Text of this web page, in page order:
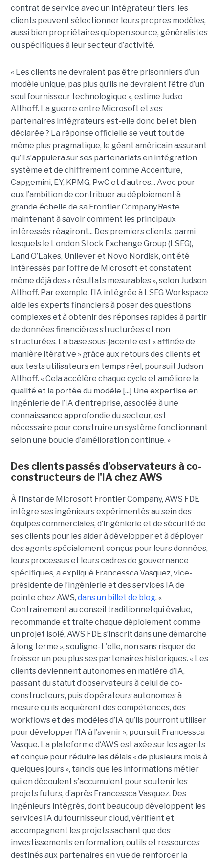
contrat de service avec un intégrateur tiers, les
clients peuvent sélectionner leurs propres modèles,
aussi bien propriétaires qu’open source, généralistes
ou spécifiques à leur secteur d’activité.
« Les clients ne devraient pas être prisonniers d’un
modèle unique, pas plus qu’ils ne devraient l’être d’un
seul fournisseur technologique », estime Judso
Althoff. La guerre entre Microsoft et ses
partenaires intégrateurs est-elle donc bel et bien
déclarée ? La réponse officielle se veut tout de
même plus pragmatique, le géant américain assurant
qu’il s’appuiera sur ses partenariats en intégration
système et de chiffrement comme Accenture,
Capgemini, EY, KPMG, PwC et d’autres... Avec pour
eux l’ambition de contribuer au déploiement à
grande échelle de sa Frontier Company.Reste
maintenant à savoir comment les principaux
intéressés réagiront... Des premiers clients, parmi
lesquels le London Stock Exchange Group (LSEG),
Land O’Lakes, Unilever et Novo Nordisk, ont été
intéressés par l’offre de Microsoft et constatent
même déjà des « résultats mesurables », selon Judson
Althoff. Par exemple, l’IA intégrée à LSEG Workspace
aide les experts financiers à poser des questions
complexes et à obtenir des réponses rapides à partir
de données financières structurées et non
structurées. La base sous-jacente est « affinée de
manière itérative » grâce aux retours des clients et
aux tests utilisateurs en temps réel, poursuit Judson
Althoff. « Cela accélère chaque cycle et améliore la
qualité et la portée du modèle [...] Une expertise en
ingénierie de l’IA d’entreprise, associée à une
connaissance approfondie du secteur, est
nécessaire pour construire un système fonctionnant
selon une boucle d’amélioration continue. »
Des clients passés d'observateurs à co-
constructeurs de l'IA chez AWS
À l’instar de Microsoft Frontier Company, AWS FDE
intègre ses ingénieurs expérimentés au sein des
équipes commerciales, d’ingénierie et de sécurité de
ses clients pour les aider à développer et à déployer
des agents spécialement conçus pour leurs données,
leurs processus et leurs cadres de gouvernance
spécifiques, a expliqué Francessca Vasquez, vice-
présidente de l’ingénierie et des services IA de
pointe chez AWS, dans un billet de blog. «
Contrairement au conseil traditionnel qui évalue,
recommande et traite chaque déploiement comme
un projet isolé, AWS FDE s’inscrit dans une démarche
à long terme », souligne-t 'elle, non sans risquer de
froisser un peu plus ses partenaires historiques. « Les
clients deviennent autonomes en matière d’IA,
passant du statut d’observateurs à celui de co-
constructeurs, puis d’opérateurs autonomes à
mesure qu’ils acquièrent des compétences, des
workflows et des modèles d’IA qu’ils pourront utiliser
pour développer l’IA à l’avenir », poursuit Francessca
Vasque. La plateforme d‘AWS est axée sur les agents
et conçue pour réduire les délais « de plusieurs mois à
quelques jours », tandis que les informations métier
qui en découlent s’accumulent pour soutenir les
projets futurs, d’après Francessca Vasquez. Des
ingénieurs intégrés, dont beaucoup développent les
services IA du fournisseur cloud, vérifient et
accompagnent les projets sachant que des
investissements en formation, outils et ressources
destinés aux partenaires en vue de renforcer la